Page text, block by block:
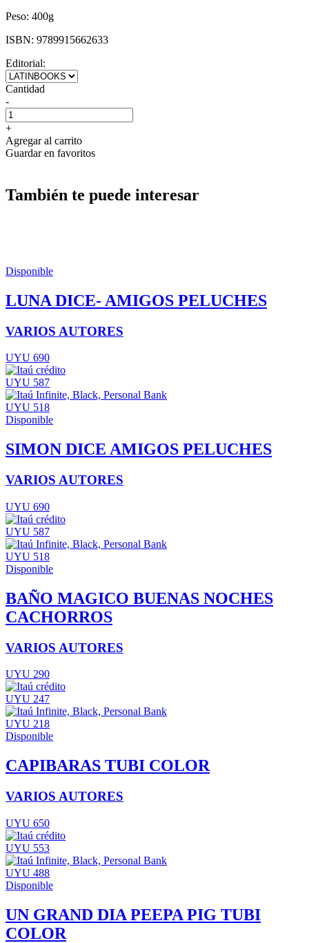
Peso: 400g
ISBN: 9789915662633
Editorial:
Cantidad
-
+
Agregar al carrito
Guardar en favoritos
También te puede interesar
Disponible
LUNA DICE- AMIGOS PELUCHES
VARIOS AUTORES
UYU 690
UYU 587
UYU 518
Disponible
SIMON DICE AMIGOS PELUCHES
VARIOS AUTORES
UYU 690
UYU 587
UYU 518
Disponible
BAÑO MAGICO BUENAS NOCHES
CACHORROS
VARIOS AUTORES
UYU 290
UYU 247
UYU 218
Disponible
CAPIBARAS TUBI COLOR
VARIOS AUTORES
UYU 650
UYU 553
UYU 488
Disponible
UN GRAND DIA PEEPA PIG TUBI
COLOR